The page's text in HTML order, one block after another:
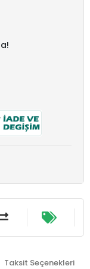
Taksit Seçenekleri